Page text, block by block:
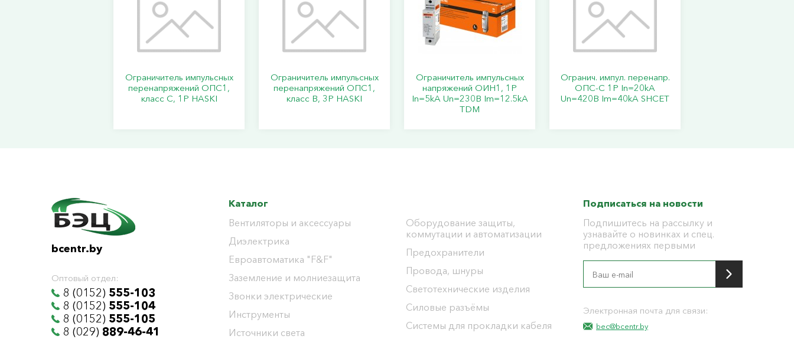
Ограничитель импульсных
перенапряжений ОПС1,
класс C, 1P HASKI
Ограничитель импульсных
перенапряжений ОПС1,
класс B, 3P HASKI
Ограничитель импульсных
напряжений ОИН1, 1Р
In=5kA Un=230B Im=12.5kA
TDM
Огранич. импул. перенапр.
ОПС-C 1Р In=20kA
Un=420B Im=40kA SHCET
bcentr.by
Оптовый отдел:
8 (0152) 555-103
8 (0152) 555-104
8 (0152) 555-105
8 (029) 889-46-41
Каталог
Вентиляторы и аксессуары
Диэлектрика
Евроавтоматика "F&F"
Заземление и молниезащита
Звонки электрические
Инструменты
Источники света
Оборудование защиты,
коммутации и автоматизации
Предохранители
Провода, шнуры
Светотехнические изделия
Силовые разъёмы
Системы для прокладки кабеля
Подписаться на новости
Подпишитесь на рассылку и
узнавайте о новинках и спец.
предложениях первыми
Электронная почта для связи:
bec@bcentr.by